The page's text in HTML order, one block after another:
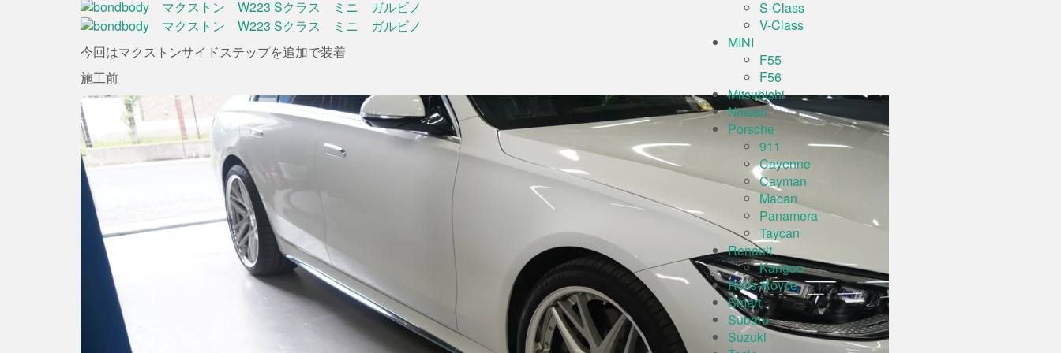
今回はマクストンサイドステップを追加で装着
施工前
S-Class
V-Class
MINI
F55
F56
Mitsubishi
Nissan
Porsche
911
Cayenne
Cayman
Macan
Panamera
Taycan
Renault
Kangoo
Rolls-Royce
Smart
Subaru
Suzuki